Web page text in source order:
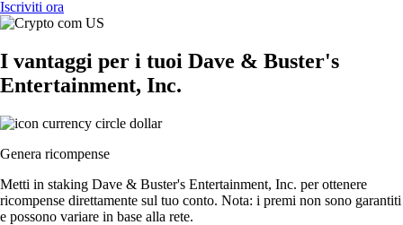
Iscriviti ora
I vantaggi per i tuoi Dave & Buster's
Entertainment, Inc.
Genera ricompense
Metti in staking Dave & Buster's Entertainment, Inc. per ottenere
ricompense direttamente sul tuo conto. Nota: i premi non sono garantiti
e possono variare in base alla rete.